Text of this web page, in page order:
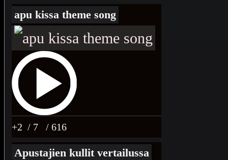
apu kissa theme song
+2 / 7 / 616
Apustajien kullit vertailussa